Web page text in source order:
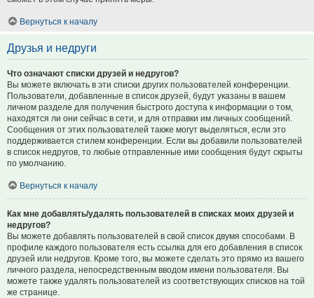
Вернуться к началу
Друзья и недруги
Что означают списки друзей и недругов?
Вы можете включать в эти списки других пользователей конференции.
Пользователи, добавленные в список друзей, будут указаны в вашем
личном разделе для получения быстрого доступа к информации о том,
находятся ли они сейчас в сети, и для отправки им личных сообщений.
Сообщения от этих пользователей также могут выделяться, если это
поддерживается стилем конференции. Если вы добавили пользователей
в список недругов, то любые отправленные ими сообщения будут скрыты
по умолчанию.
Вернуться к началу
Как мне добавлять/удалять пользователей в списках моих друзей и
недругов?
Вы можете добавлять пользователей в свой список двумя способами. В
профиле каждого пользователя есть ссылка для его добавления в список
друзей или недругов. Кроме того, вы можете сделать это прямо из вашего
личного раздела, непосредственным вводом имени пользователя. Вы
можете также удалять пользователей из соответствующих списков на той
же странице.